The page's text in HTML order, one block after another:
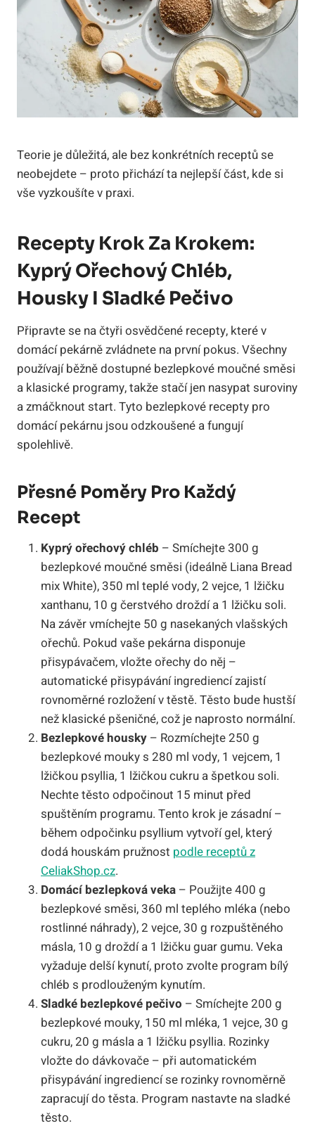
Teorie je důležitá, ale bez konkrétních receptů se
neobejdete – proto přichází ta nejlepší část, kde si
vše vyzkoušíte v praxi.
Recepty Krok Za Krokem:
Kyprý Ořechový Chléb,
Housky I Sladké Pečivo
Připravte se na čtyři osvědčené recepty, které v
domácí pekárně zvládnete na první pokus. Všechny
používají běžně dostupné bezlepkové moučné směsi
a klasické programy, takže stačí jen nasypat suroviny
a zmáčknout start. Tyto bezlepkové recepty pro
domácí pekárnu jsou odzkoušené a fungují
spolehlivě.
Přesné Poměry Pro Každý
Recept
Kyprý ořechový chléb – Smíchejte 300 g
bezlepkové moučné směsi (ideálně Liana Bread
mix White), 350 ml teplé vody, 2 vejce, 1 lžičku
xanthanu, 10 g čerstvého droždí a 1 lžičku soli.
Na závěr vmíchejte 50 g nasekaných vlašských
ořechů. Pokud vaše pekárna disponuje
přisypávačem, vložte ořechy do něj –
automatické přisypávání ingrediencí zajistí
rovnoměrné rozložení v těstě. Těsto bude hustší
než klasické pšeničné, což je naprosto normální.
Bezlepkové housky – Rozmíchejte 250 g
bezlepkové mouky s 280 ml vody, 1 vejcem, 1
lžičkou psyllia, 1 lžičkou cukru a špetkou soli.
Nechte těsto odpočinout 15 minut před
spuštěním programu. Tento krok je zásadní –
během odpočinku psyllium vytvoří gel, který
dodá houskám pružnost podle receptů z
CeliakShop.cz.
Domácí bezlepková veka – Použijte 400 g
bezlepkové směsi, 360 ml teplého mléka (nebo
rostlinné náhrady), 2 vejce, 30 g rozpuštěného
másla, 10 g droždí a 1 lžičku guar gumu. Veka
vyžaduje delší kynutí, proto zvolte program bílý
chléb s prodlouženým kynutím.
Sladké bezlepkové pečivo – Smíchejte 200 g
bezlepkové mouky, 150 ml mléka, 1 vejce, 30 g
cukru, 20 g másla a 1 lžičku psyllia. Rozinky
vložte do dávkovače – při automatickém
přisypávání ingrediencí se rozinky rovnoměrně
zapracují do těsta. Program nastavte na sladké
těsto.